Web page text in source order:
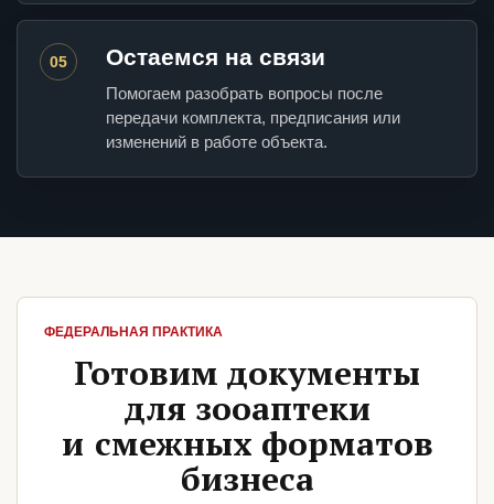
05 Остаемся на связи
Помогаем разобрать вопросы после
передачи комплекта, предписания или
изменений в работе объекта.
ФЕДЕРАЛЬНАЯ ПРАКТИКА
Готовим документы
для зооаптеки
и смежных форматов
бизнеса